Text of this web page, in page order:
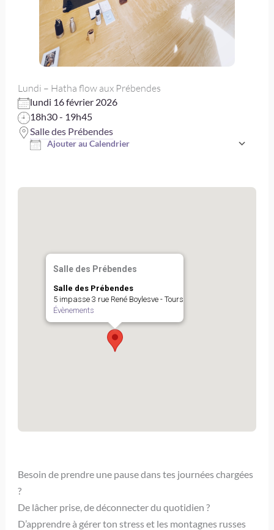
Lundi – Hatha flow aux Prébendes
lundi 16 février 2026
18h30 - 19h45
Salle des Prébendes
Ajouter au Calendrier
Salle des Prébendes
Salle des Prébendes
5 impasse 3 rue René Boylesve - Tours
Évènements
Besoin de prendre une pause dans tes journées chargées
?
De lâcher prise, de déconnecter du quotidien ?
D’apprendre à gérer ton stress et les montagnes russes